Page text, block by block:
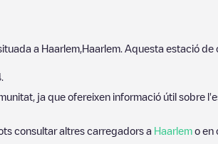
a Haarlem Haarlem . Aquesta estació
ja que ofereixen informació útil sobre
consultar altres carregadors a Haarlem o en